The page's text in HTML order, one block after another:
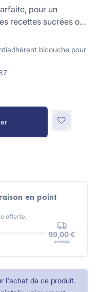
pour un
recettes sucrées ou
bicouche pour
en point
offerte.
99,00 €
DOMICILE
l'achat de ce produit.